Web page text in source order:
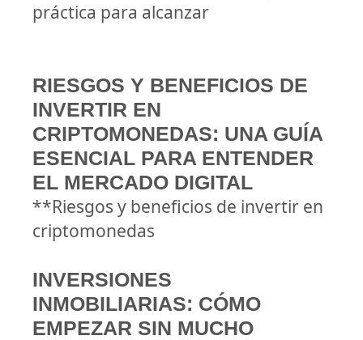
práctica para alcanzar
RIESGOS Y BENEFICIOS DE
INVERTIR EN
CRIPTOMONEDAS: UNA GUÍA
ESENCIAL PARA ENTENDER
EL MERCADO DIGITAL
**Riesgos y beneficios de invertir en
criptomonedas
INVERSIONES
INMOBILIARIAS: CÓMO
EMPEZAR SIN MUCHO